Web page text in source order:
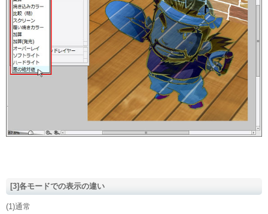
[3]各モードでの表示の違い
(1)通常